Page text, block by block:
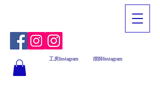
工房Instagram 摺師Instagram